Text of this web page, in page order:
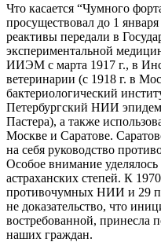
Что касается “Чумного
просуществовал до 1
реактивы передали в
экспериментальной
ИИЭМ с марта 1917 г., в
ветеринарии (с 1918 г. в
бактериологический
Петербургский НИИ
Пастера), а также
Москве и Саратове.
на себя руководство
Особое внимание
астраханских степей. К
противочумных НИИ и 29
не доказательство, что
востребованной, принесла
наших граждан.